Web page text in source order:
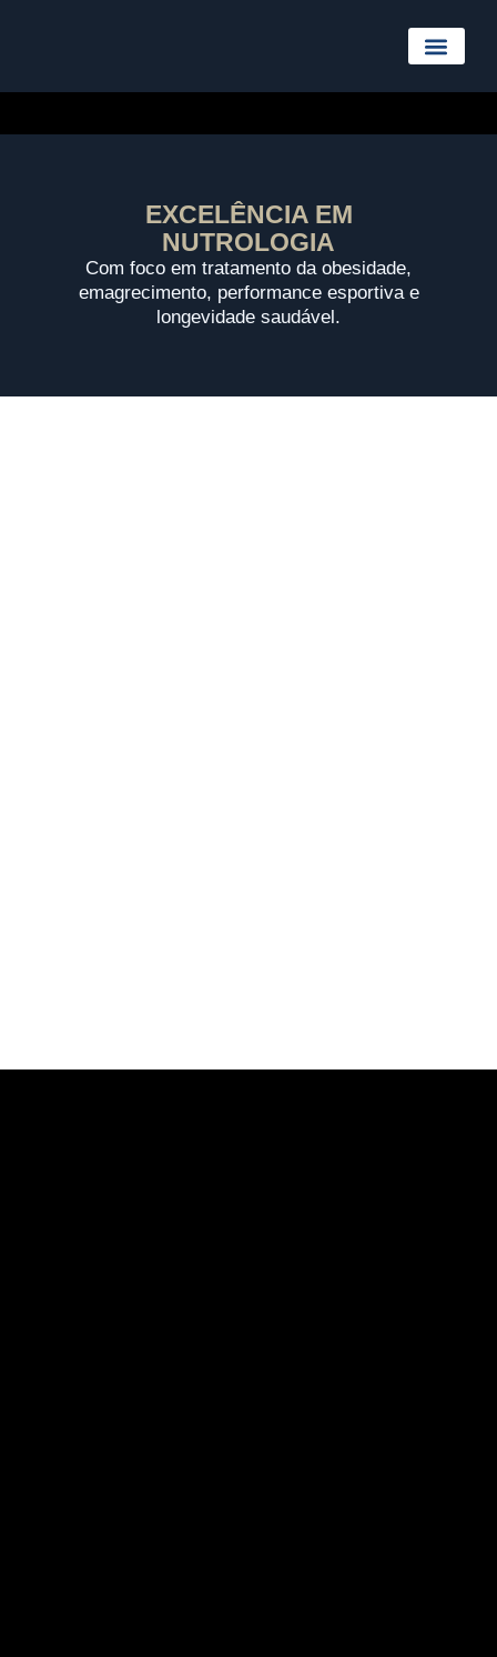
EXCELÊNCIA EM
NUTROLOGIA
Com foco em tratamento da obesidade,
emagrecimento, performance esportiva e
longevidade saudável.